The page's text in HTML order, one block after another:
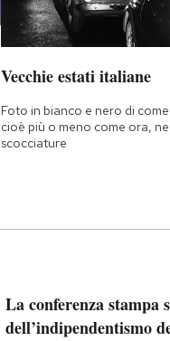
Vecchie estati italiane
Foto in bianco e nero di
cioè più o meno come ora,
scocciature
La conferenza stampa
dell’indipendentismo